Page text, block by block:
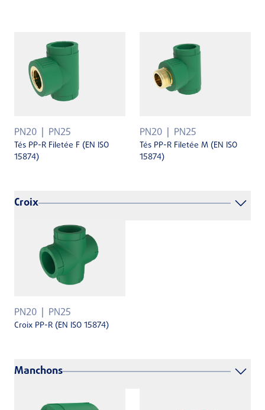
PN20 PN25
Tés PP-R Filetée F (EN ISO
15874)
PN20 PN25
Tés PP-R Filetée M (EN ISO
15874)
Croix
PN20 PN25
Croix PP-R (EN ISO 15874)
Manchons